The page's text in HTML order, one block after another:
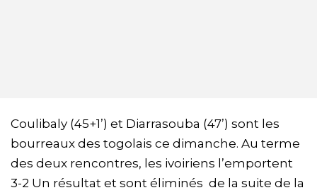
Coulibaly (45+1’) et Diarrasouba (47’) sont les
bourreaux des togolais ce dimanche. Au terme
des deux rencontres, les ivoiriens l’emportent
3-2 Un résultat et sont éliminés de la suite de la